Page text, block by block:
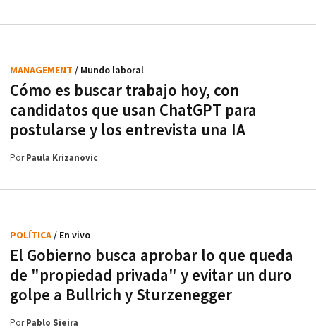
Cómo es buscar trabajo hoy, con
candidatos que usan ChatGPT para
postularse y los entrevista una IA
MANAGEMENT / Mundo laboral
PorPaula Krizanovic
El Gobierno busca aprobar lo que queda
de "propiedad privada" y evitar un duro
golpe a Bullrich y Sturzenegger
POLÍTICA/ En vivo
PorPablo Sieira